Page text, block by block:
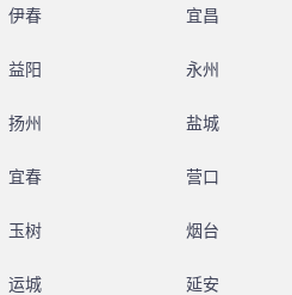
伊春 宜昌
益阳 永州
扬州 盐城
宜春 营口
玉树 烟台
运城 延安